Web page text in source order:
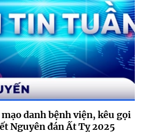
dõi MST: Góp ý
học và Công nghệ (MST)
Nguyễn Thị Hải Hằng
thông Khoa học và Công nghệ.
TTĐT - 18 Nguyễn Du, TP. Hà Nội
Bộ Khoa Học và Công Nghệ
khi phát hành lại thông tin từ
mạo danh bệnh viện, kêu gọi
Nguyên đán Ất Tỵ 2025